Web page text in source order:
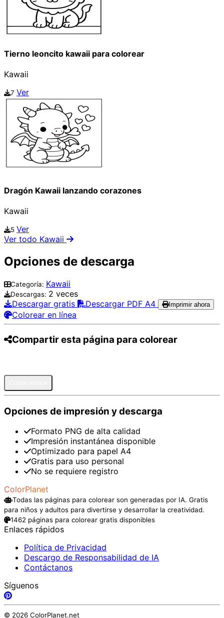
Tierno leoncito kawaii para colorear
Kawaii
7 Ver
Dragón Kawaii lanzando corazones
Kawaii
5 Ver
Ver todo Kawaii
Opciones de descarga
Categoría: Kawaii
Descargas: 2 veces
Descargar gratis
Descargar PDF A4 Imprimir ahora
Colorear en línea
Compartir esta página para colorear
Opciones de impresión y descarga
Formato PNG de alta calidad
Impresión instantánea disponible
Optimizado para papel A4
Gratis para uso personal
No se requiere registro
ColorPlanet
Todas las páginas para colorear son generadas por IA. Gratis
para niños y adultos para divertirse y desarrollar la creatividad.
1462 páginas para colorear gratis disponibles
Enlaces rápidos
Política de Privacidad
Descargo de Responsabilidad de IA
Contáctanos
Síguenos
© 2026 ColorPlanet.net